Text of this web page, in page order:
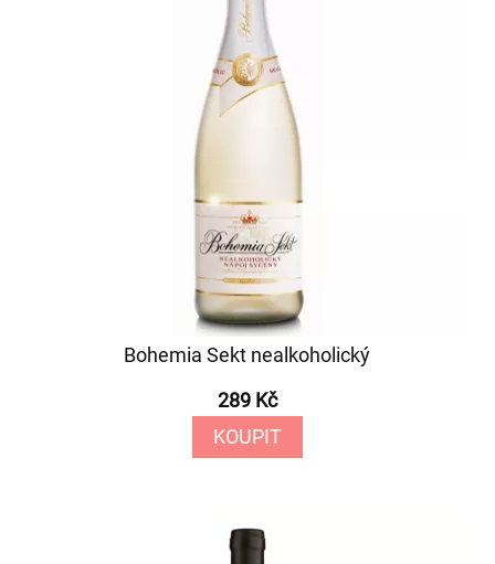
Bohemia Sekt nealkoholický
289 Kč
KOUPIT